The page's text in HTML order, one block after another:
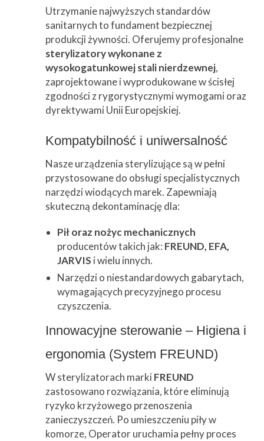
Przetwórstwo
Narzędzia ▼
Informacje
Kontakt
Utrzymanie najwyższych standardów
sanitarnych to fundament bezpiecznej
produkcji żywności. Oferujemy profesjonalne
sterylizatory wykonane z
wysokogatunkowej stali nierdzewnej,
zaprojektowane i wyprodukowane w ścisłej
zgodności z rygorystycznymi wymogami oraz
dyrektywami Unii Europejskiej.
Kompatybilność i uniwersalność
Nasze urządzenia sterylizujące są w pełni
przystosowane do obsługi specjalistycznych
narzędzi wiodących marek. Zapewniają
skuteczną dekontaminację dla:
Pił oraz nożyc mechanicznych
producentów takich jak: FREUND, EFA,
JARVIS i wielu innych.
Narzędzi o niestandardowych gabarytach,
wymagających precyzyjnego procesu
czyszczenia.
Innowacyjne sterowanie – Higiena i
ergonomia (System FREUND)
W sterylizatorach markiFREUND
zastosowano rozwiązania, które eliminują
ryzyko krzyżowego przenoszenia
zanieczyszczeń. Po umieszczeniu piły w
komorze, Operator uruchamia pełny proces